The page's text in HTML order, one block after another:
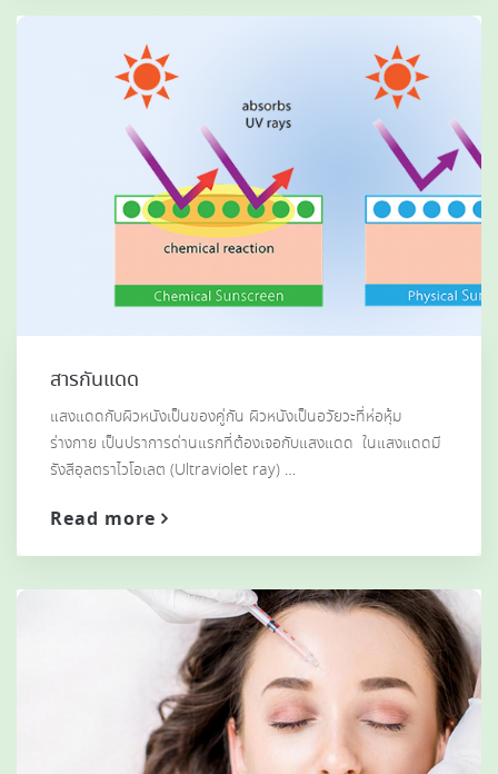
สารกันแดด
แสงแดดกับผิวหนังเป็นของคู่กัน ผิวหนังเป็นอวัยวะที่ห่อหุ้ม
ร่างกาย เป็นปราการด่านแรกที่ต้องเจอกับแสงแดด ในแสงแดดมี
รังสีอุลตราไวโอเลต (Ultraviolet ray) …
Read more